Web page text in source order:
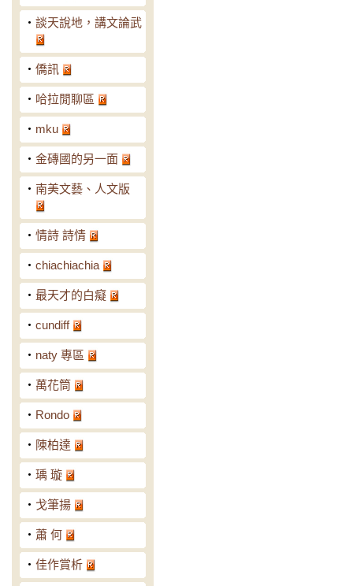
‧ 談天說地，講文論武
‧ 僑訊
‧ 哈拉閒聊區
‧ mku
‧ 金磚國的另一面
‧ 南美文藝、人文版
‧ 情詩 詩情
‧ chiachiachia
‧ 最天才的白癡
‧ cundiff
‧ naty 專區
‧ 萬花筒
‧ Rondo
‧ 陳柏達
‧ 瑀 璇
‧ 戈筆揚
‧ 蕭 何
‧ 佳作賞析